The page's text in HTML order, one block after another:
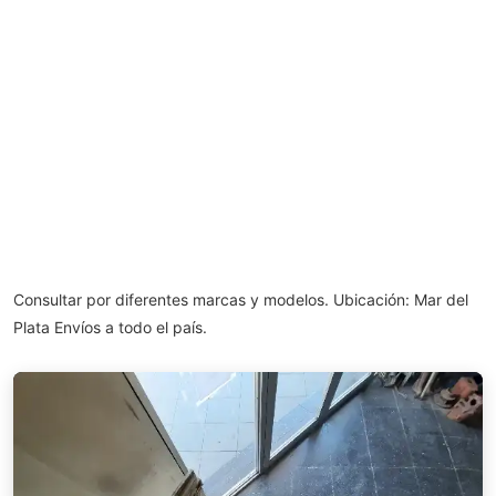
Consultar por diferentes marcas y modelos. Ubicación: Mar del
Plata Envíos a todo el país.